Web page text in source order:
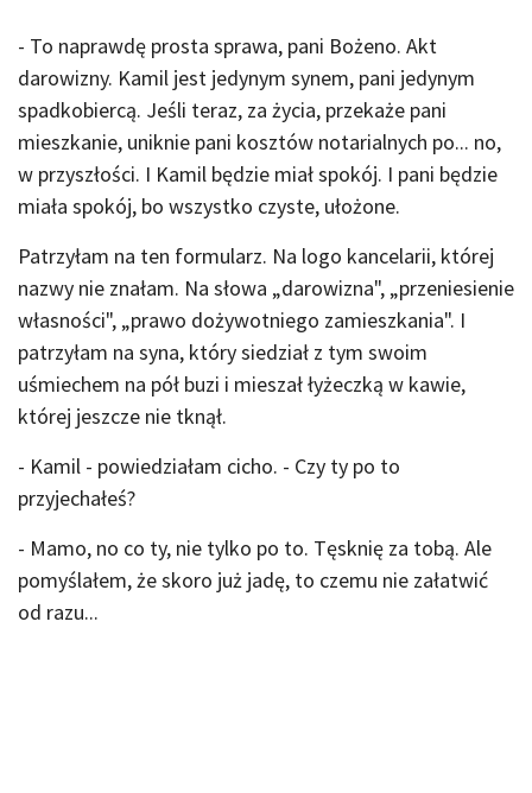
- To naprawdę prosta sprawa, pani Bożeno. Akt
darowizny. Kamil jest jedynym synem, pani jedynym
spadkobiercą. Jeśli teraz, za życia, przekaże pani
mieszkanie, uniknie pani kosztów notarialnych po... no,
w przyszłości. I Kamil będzie miał spokój. I pani będzie
miała spokój, bo wszystko czyste, ułożone.
Patrzyłam na ten formularz. Na logo kancelarii, której
nazwy nie znałam. Na słowa „darowizna", „przeniesienie
własności", „prawo dożywotniego zamieszkania". I
patrzyłam na syna, który siedział z tym swoim
uśmiechem na pół buzi i mieszał łyżeczką w kawie,
której jeszcze nie tknął.
- Kamil - powiedziałam cicho. - Czy ty po to
przyjechałeś?
- Mamo, no co ty, nie tylko po to. Tęsknię za tobą. Ale
pomyślałem, że skoro już jadę, to czemu nie załatwić
od razu...